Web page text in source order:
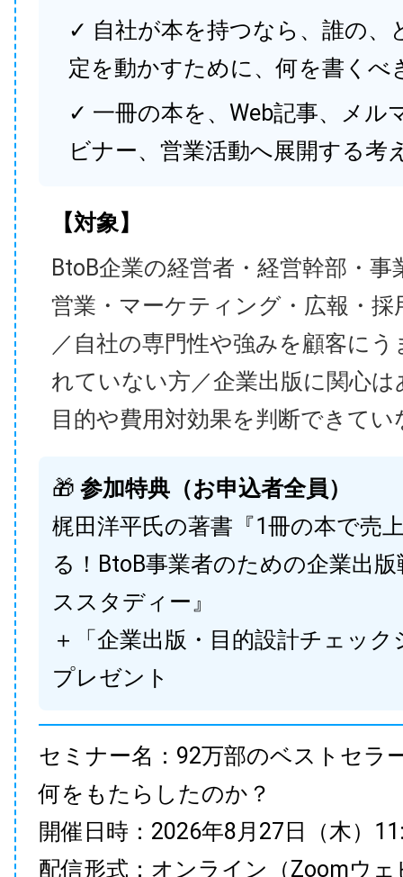
✓ 自社が本を持つなら、誰の、
定を動かすために、何を書くべ
✓ 一冊の本を、Web記事、メル
ビナー、営業活動へ展開する考
【対象】
BtoB企業の経営者・経営幹部・事
営業・マーケティング・広報・採
／自社の専門性や強みを顧客に
れていない方／企業出版に関心
目的や費用対効果を判断できてい
🎁 参加特典（お申込者全員）
梶田洋平氏の著書『1冊の本で売
る！BtoB事業者のための企業出
ススタディー』
＋「企業出版・目的設計チェック
プレゼント
セミナー名：92万部のベストセラ
何をもたらしたのか？
開催日時：2026年8月27日（木）
配信形式：オンライン（Zoomウェ